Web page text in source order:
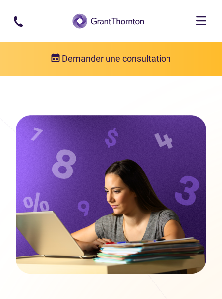
Passer au contenu principal
Demander une consultation